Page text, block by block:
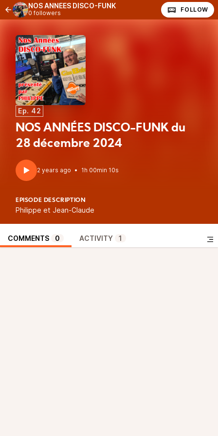
NOS ANNÉES DISCO-FUNK
0 followers FOLLOW
Ep. 42
NOS ANNÉES DISCO-FUNK du
28 décembre 2024
2 years ago • 1h 00min 10s
EPISODE DESCRIPTION
Philippe et Jean-Claude
COMMENTS 0 ACTIVITY 1